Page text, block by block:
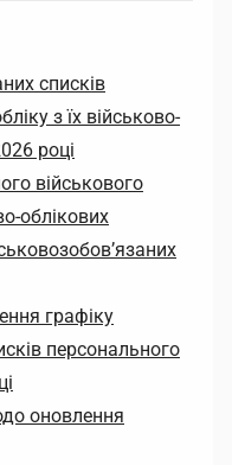
списків
з їх військово-
році
військового
облікових
графіку
персонального
оновлення